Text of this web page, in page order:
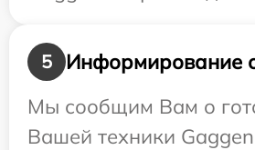
5
Информирование
Мы сообщим Вам о
Вашей техники